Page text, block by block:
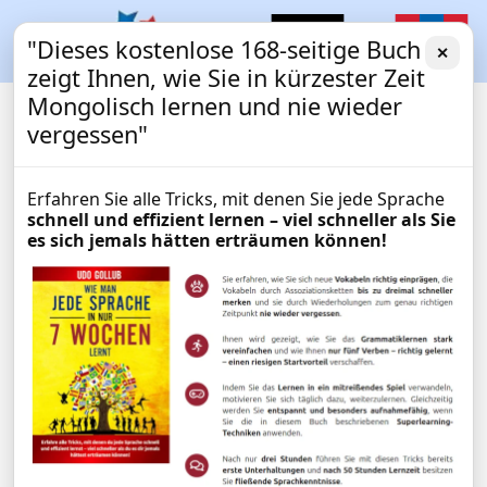
WöRTERBUCH
Digitales Wörterbuch
"Dieses kostenlose 168-seitige Buch
zeigt Ihnen, wie Sie in kürzester Zeit
Mongolisch lernen und nie wieder
vergessen"
✕
Erfahren Sie alle Tricks, mit denen Sie jede Sprache
schnell und effizient lernen – viel schneller als Sie
es sich jemals hätten erträumen können!